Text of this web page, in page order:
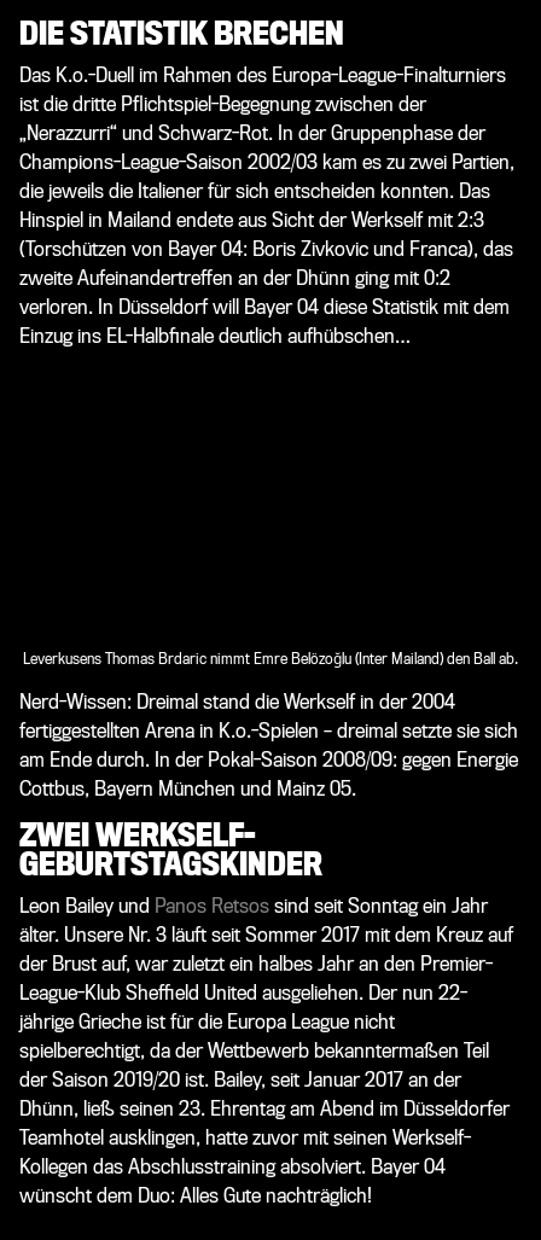
DIE STATISTIK BRECHEN
Das K.o.-Duell im Rahmen des Europa-League-Finalturniers
ist die dritte Pflichtspiel-Begegnung zwischen der
„Nerazzurri“ und Schwarz-Rot. In der Gruppenphase der
Champions-League-Saison 2002/03 kam es zu zwei Partien,
die jeweils die Italiener für sich entscheiden konnten. Das
Hinspiel in Mailand endete aus Sicht der Werkself mit 2:3
(Torschützen von Bayer 04: Boris Zivkovic und Franca), das
zweite Aufeinandertreffen an der Dhünn ging mit 0:2
verloren. In Düsseldorf will Bayer 04 diese Statistik mit dem
Einzug ins EL-Halbfinale deutlich aufhübschen…
Leverkusens Thomas Brdaric nimmt Emre Belözoğlu (Inter Mailand) den Ball ab.
Nerd-Wissen: Dreimal stand die Werkself in der 2004
fertiggestellten Arena in K.o.-Spielen – dreimal setzte sie sich
am Ende durch. In der Pokal-Saison 2008/09: gegen Energie
Cottbus, Bayern München und Mainz 05.
ZWEI WERKSELF-
GEBURTSTAGSKINDER
Leon Bailey und Panos Retsos sind seit Sonntag ein Jahr
älter. Unsere Nr. 3 läuft seit Sommer 2017 mit dem Kreuz auf
der Brust auf, war zuletzt ein halbes Jahr an den Premier-
League-Klub Sheffield United ausgeliehen. Der nun 22-
jährige Grieche ist für die Europa League nicht
spielberechtigt, da der Wettbewerb bekanntermaßen Teil
der Saison 2019/20 ist. Bailey, seit Januar 2017 an der
Dhünn, ließ seinen 23. Ehrentag am Abend im Düsseldorfer
Teamhotel ausklingen, hatte zuvor mit seinen Werkself-
Kollegen das Abschlusstraining absolviert. Bayer 04
wünscht dem Duo: Alles Gute nachträglich!